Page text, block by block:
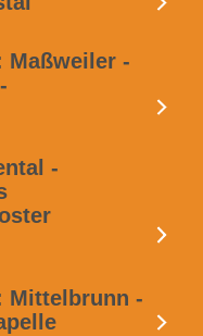
Maßweiler -
-
Mittelbrunn -